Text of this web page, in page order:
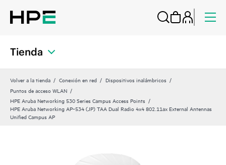
Tienda
Volver a la tienda Conexión en red
Dispositivos inalámbricos
Puntos de acceso WLAN
HPE Aruba Networking 530 Series Campus Access Points
HPE Aruba Networking AP‑534 (JP) TAA Dual Radio 4x4 802.11ax External Antennas
Unified Campus AP